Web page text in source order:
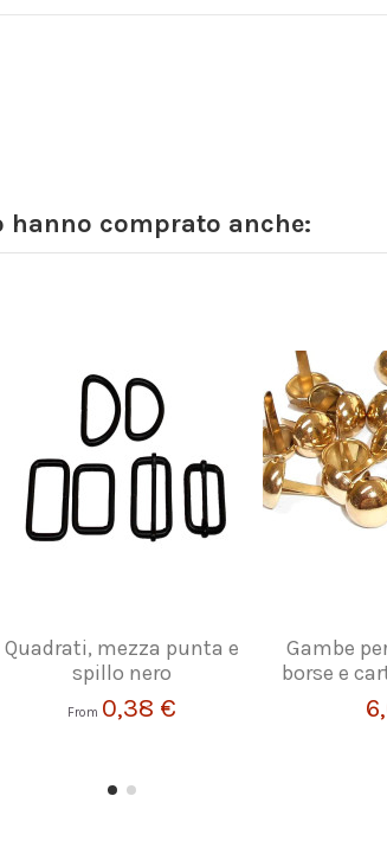
comprato anche:
Quadrati, mezza punta e
spillo nero
From 0,38 €
Gambe
borse e